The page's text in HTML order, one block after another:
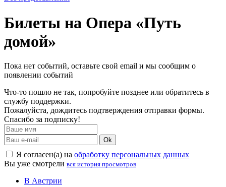
Билеты на Опера «Путь
домой»
Пока нет событий, оставьте свой email и мы сообщим о
появлении событий
Что-то пошло не так, попробуйте позднее или обратитесь в
службу поддержки.
Пожалуйста, дождитесь подтверждения отправки формы.
Спасибо за подписку!
Ok
Я согласен(а) на обработку персональных данных
Вы уже смотрели вся история просмотров
В Австрии